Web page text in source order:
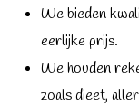
We bieden
eerlijke prijs.
We houden
zoals dieet,